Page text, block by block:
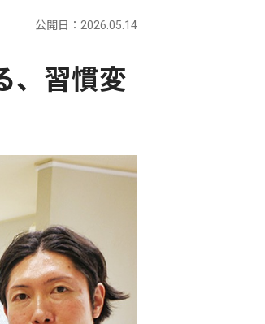
公開日：2026.05.14
、習慣変